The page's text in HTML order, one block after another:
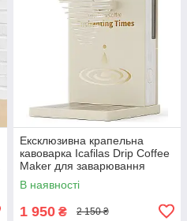
Ексклюзивна крапельна
кавоварка Icafilas Drip Coffee
Maker для заварювання
фільтр кави, Кавоварка
крапельна
В наявності
1 950 ₴ 2 150 ₴